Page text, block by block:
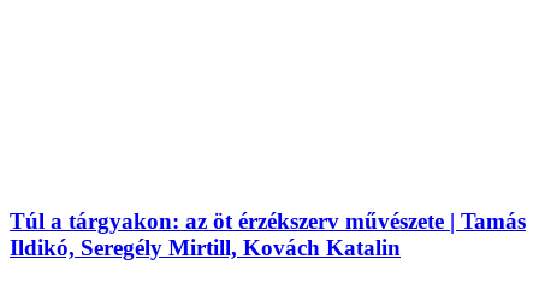
Túl a tárgyakon: az öt érzékszerv művészete | Tamás
Ildikó, Seregély Mirtill, Kovách Katalin